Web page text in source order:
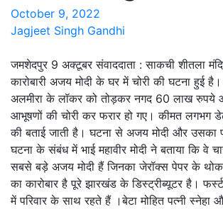
October 9, 2022
Jagjeet Singh Gandhi
जमशेदपुर 9 अक्टूबर संवाददाता : साकची शीतला
कारोबारी अजय मोदी के घर में चोरी की घटना हुई
अलमीरा के लॉकर को तोड़कर नगद 60 लाख रुपये
आभूषणों की चोरी कर फरार हो गए। कीमत लगभग
की बताई जाती है। घटना से अजय मोदी और उसका
घटना के संबंध में भाई महावीर मोदी ने बताया कि वे
सबसे बड़े अजय मोदी हैं जिनका जेरॉक्स पेपर के
का कारोबार है पूरे झारखंड के डिस्ट्रीब्यूटर है।
में परिवार के साथ रहते हैं ।बेटा मोहित पत्नी स्नेहा